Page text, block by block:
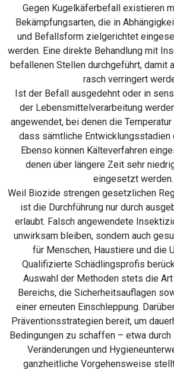
Gegen Kugelkäferbefall existieren
Bekämpfungsarten, die in
und Befallsform zielgerichtet
werden. Eine direkte Behandlung mit
befallenen Stellen durchgeführt, damit
rasch verringert
Ist der Befall ausgedehnt oder in
der Lebensmittelverarbeitung
angewendet, bei denen die
dass sämtliche Entwicklungsstadien
Ebenso können Kälteverfahren
denen über längere Zeit sehr
eingesetzt werden.
Weil Biozide strengen gesetzlichen
ist die Durchführung nur durch
erlaubt. Falsch angewendete
unwirksam bleiben, sondern auch
für Menschen, Haustiere und die
Qualifizierte Schädlingsprofis
Auswahl der Methoden stets die
Bereichs, die Sicherheitsauflagen
einer erneuten Einschleppung.
Präventionsstrategien bereit, um
Bedingungen zu schaffen – etwa
Veränderungen und
ganzheitliche Vorgehensweise